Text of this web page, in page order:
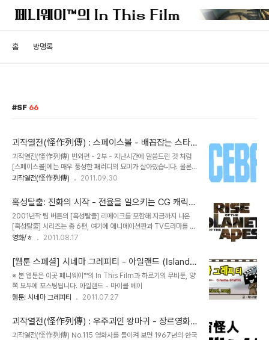
홈 방명록
SF 66
괴작열전(怪作列傳) : 스페이스볼 - 배꼽잡는 스타워
즈 패러디 (2부)
괴작열전(怪作列傳) 번외편 - 2부 - 지난시간에 말씀드린 것 처럼
[스페이스볼]에는 매우 풍성한 패러디의 묘미가 살아있습니다. 물론
제가 가진 영화 지식의 한계로 모든 걸 알아내기엔 역부족일 정도입니
때문에 여러형태의 '스타워즈 비틀기'가 등장하고 있습니다. 대표적인
케이스는 레아 공주의 헤어스타일입니다. 1편에서 그녀는 머리 양옆에
찐빵을 올려놓은듯한 헤어스타일을 선보였는데요, [스페이스볼]에서
는 그 머리모양이 알고봤더니, 헤드폰이더라.. 는 멜 브룩스 식의 코미
디를 선사합니다. 뿐만아니라, [스타워즈] 세계의 불세출의 악당, '자
이 장면에서 쓰러지는 줄 알..
괴작열전(怪作列傳) 2011.09.30
혹성탈출: 진화의 시작 - 전율을 일으키는 CG 캐릭터
의 내면연기
2001년작 팀 버튼의 [혹성탈출] 리메이크를 포함해 지금까지 나온
[혹성탈출] 시리즈는 총 6편, 여기에 애니메이션판과 TV드라마를 합
치면 정말 많이 우려먹은 프랜차이즈입니다. 사실 [혹성탈출: 진화의
더 심하게 말하면 비호감에 가까운 영화였죠. [혹성탈출]이 딱히 [스타
워즈]급의 어마어마한 팬덤을 형성한 작품도 아니거니와, 팀 버튼의
[혹성탈출]이 받은 수모를 생각하면 오히려 시대착오적인 기획물이라
고 보여질 수도 있습니다. 아시다시피 이번 작품에 대해 언론과 홍보사
측은 [혹성탈출]의 프리퀄로 소개하고 있습니다. 그런데 중요한 걸 망
[혹성탈출]이 리메이크라고 불리긴 합..
영화/ㅎ 2011.08.17
[웹툰 스페셜] 시네마 그레피티 - 아일랜드 (Island,
2005)
※ 본 웹툰은 이곳 페니웨이™의 In This Film과 하로기의 무비툰, 양
쪽 모두에 포스팅됩니다. 아일랜드 - 마이클 베이
웹툰: 시네마 그레피티
2011.07.27
괴작열전(怪作列傳) : 우주괴인 왕마귀 - 장르영화의
순수 국산화, 그 결과는?
괴작열전(怪作列傳) No.115 영화사를 돌이켜 보면 1967년의 한국